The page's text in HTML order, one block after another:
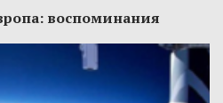
воспоминания